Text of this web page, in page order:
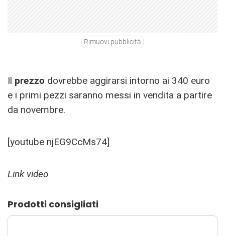
Rimuovi pubblicità
Il prezzo dovrebbe aggirarsi intorno ai 340 euro
e i primi pezzi saranno messi in vendita a partire
da novembre.
[youtube njEG9CcMs74]
Link video
Prodotti consigliati